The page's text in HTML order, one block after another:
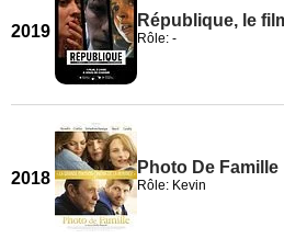
2019
République, le
Rôle: -
2018
Photo De Famille
Rôle: Kevin